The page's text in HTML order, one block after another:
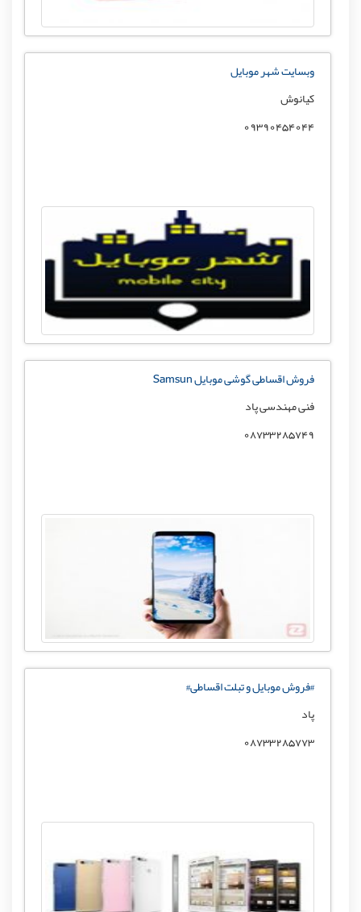
وبسایت شهر موبایل
کیانوش
09390454044
فروش اقساطی گوشی موبایل Samsun
فنی مهندسی پاد
08733285749
#فروش موبایل و تبلت اقساطی#
پاد
08733285773